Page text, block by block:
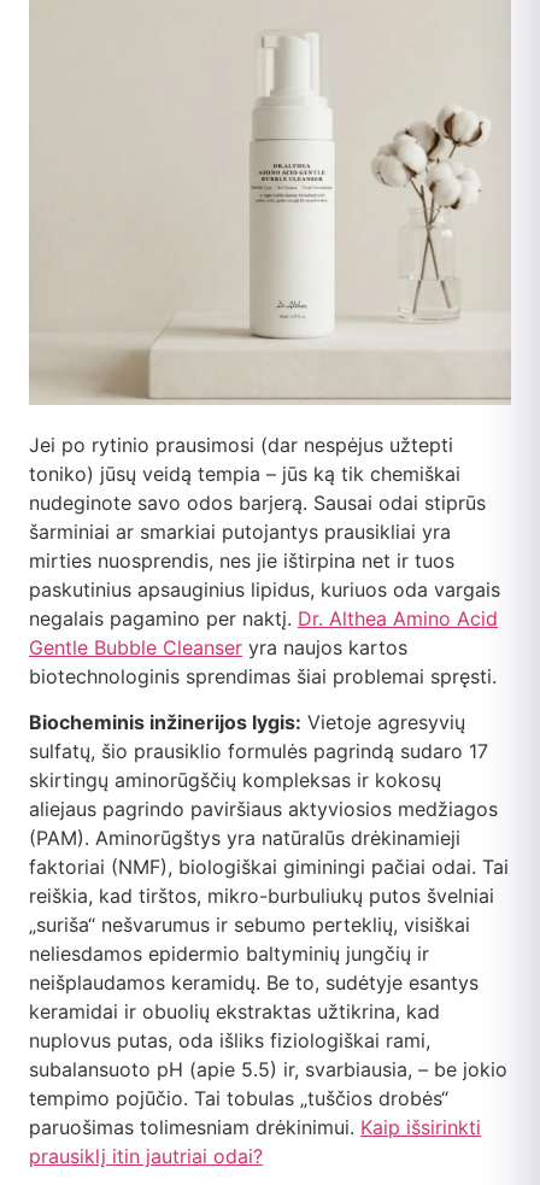
Jei po rytinio prausimosi (dar nespėjus užtepti
toniko) jūsų veidą tempia – jūs ką tik chemiškai
nudeginote savo odos barjerą. Sausai odai stiprūs
šarminiai ar smarkiai putojantys prausikliai yra
mirties nuosprendis, nes jie ištirpina net ir tuos
paskutinius apsauginius lipidus, kuriuos oda vargais
negalais pagamino per naktį. Dr. Althea Amino Acid
Gentle Bubble Cleanser yra naujos kartos
biotechnologinis sprendimas šiai problemai spręsti.
Biocheminis inžinerijos lygis: Vietoje agresyvių
sulfatų, šio prausiklio formulės pagrindą sudaro 17
skirtingų aminorūgščių kompleksas ir kokosų
aliejaus pagrindo paviršiaus aktyviosios medžiagos
(PAM). Aminorūgštys yra natūralūs drėkinamieji
faktoriai (NMF), biologiškai giminingi pačiai odai. Tai
reiškia, kad tirštos, mikro-burbuliukų putos švelniai
„suriša“ nešvarumus ir sebumo perteklių, visiškai
neliesdamos epidermio baltyminių jungčių ir
neišplaudamos keramidų. Be to, sudėtyje esantys
keramidai ir obuolių ekstraktas užtikrina, kad
nuplovus putas, oda išliks fiziologiškai rami,
subalansuoto pH (apie 5.5) ir, svarbiausia, – be jokio
tempimo pojūčio. Tai tobulas „tuščios drobės“
paruošimas tolimesniam drėkinimui. Kaip išsirinkti
prausiklį itin jautriai odai?